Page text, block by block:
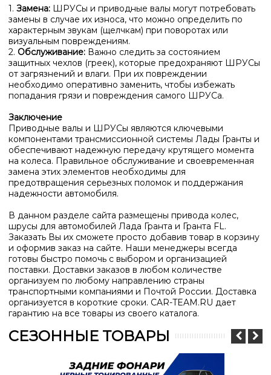
1. Замена: ШРУСы и приводные валы могут потребовать
замены в случае их износа, что можно определить по
характерным звукам (щелчкам) при поворотах или
визуальным повреждениям.
2. Обслуживание: Важно следить за состоянием
защитных чехлов (греек), которые предохраняют ШРУСы
от загрязнений и влаги. При их повреждении
необходимо оперативно заменить, чтобы избежать
попадания грязи и повреждения самого ШРУСа.
Заключение
Приводные валы и ШРУСы являются ключевыми
компонентами трансмиссионной системы Лады Гранты и
обеспечивают надежную передачу крутящего момента
на колеса. Правильное обслуживание и своевременная
замена этих элементов необходимы для
предотвращения серьезных поломок и поддержания
надежности автомобиля.
В данном разделе сайта размещены привода колес,
шрусы для автомобилей Лада Гранта и Гранта FL.
Заказать Вы их сможете просто добавив товар в корзину
и оформив заказ на сайте. Наши менеджеры всегда
готовы быстро помочь с выбором и организацией
поставки. Доставки заказов в любом количестве
организуем по любому направлению страны
транспортными компаниями и Почтой России. Доставка
организуется в короткие сроки. CAR-TEAM.RU дает
гарантию на все товары из своего каталога.
СЕЗОННЫЕ ТОВАРЫ